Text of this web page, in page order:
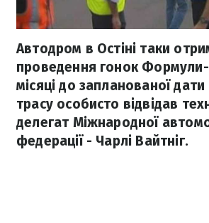
Автодром в Остіні таки
проведення гонок
місяці до запланованої дати
трасу особисто відвідав
делегат Міжнародної
федерації - Чарлі Вайтніг.